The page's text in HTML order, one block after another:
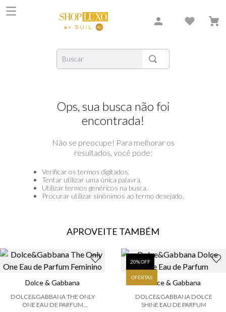
Buscar
Ops, sua busca não foi
encontrada!
Não se preocupe! Para melhorar os
resultados, você pode:
Verificar os termos digitados.
Tentar utilizar uma única palavra.
Utilizar termos genéricos na busca.
Procurar utilizar sinônimos ao termo desejado.
APROVEITE TAMBÉM
Dolce & Gabbana
DOLCE&GABBANA THE ONLY
ONE EAU DE PARFUM
20% OFF
OFERTAS
Dolce & Gabbana
DOLCE&GABBANA DOLCE
SHINE EAU DE PARFUM
2º
carolina herrera
creed
4º
xerjoff
6º
versace
7 º
libre
9º
boss